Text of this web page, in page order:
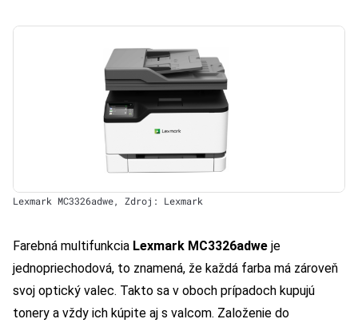
Lexmark MC3326adwe, Zdroj: Lexmark
Farebná multifunkcia Lexmark MC3326adwe je
jednopriechodová, to znamená, že každá farba má zároveň
svoj optický valec. Takto sa v oboch prípadoch kupujú
tonery a vždy ich kúpite aj s valcom. Založenie do